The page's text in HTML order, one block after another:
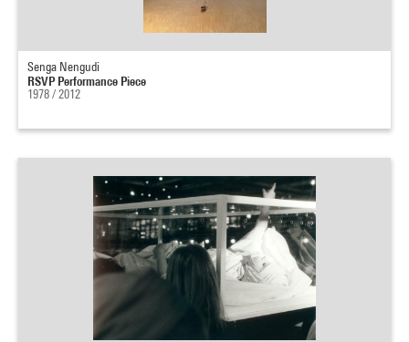
Senga Nengudi
RSVP Performance Piece
1978 / 2012